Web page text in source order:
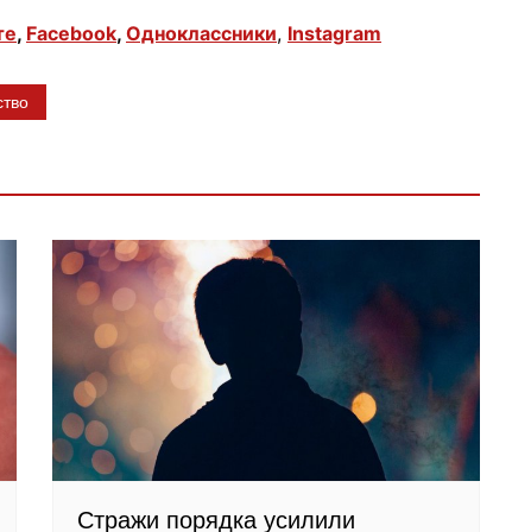
, Facebook, Одноклассники, Instagram
Стражи порядка усилили